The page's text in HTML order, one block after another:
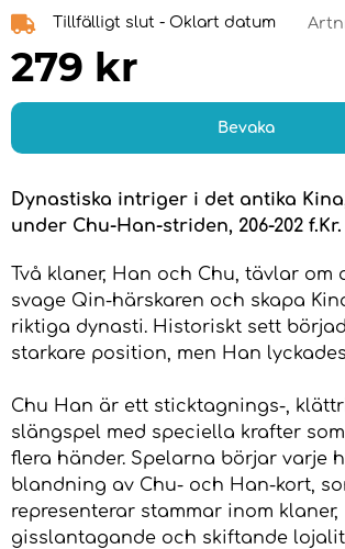
Tillfälligt slut - Oklart datum
279 kr
Bevaka
Dynastiska intriger i det antika
under Chu-Han-striden, 206-202 f.Kr.
Två klaner, Han och Chu, tävlar om
svage Qin-härskaren och skapa
riktiga dynasti. Historiskt sett
starkare position, men Han
Chu Han är ett sticktagnings-,
slängspel med speciella krafter
flera händer. Spelarna börjar varje
blandning av Chu- och Han-kort,
representerar stammar inom klaner,
gisslantagande och skiftande